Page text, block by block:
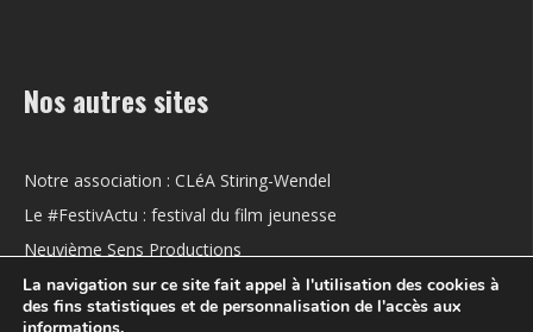
Nos autres sites
Notre association : CLéA Stiring-Wendel
Le #FestivActu : festival du film jeunesse
Neuvième Sens Productions
La navigation sur ce site fait appel à l'utilisation des cookies à
des fins statistiques et de personnalisation de l'accès aux